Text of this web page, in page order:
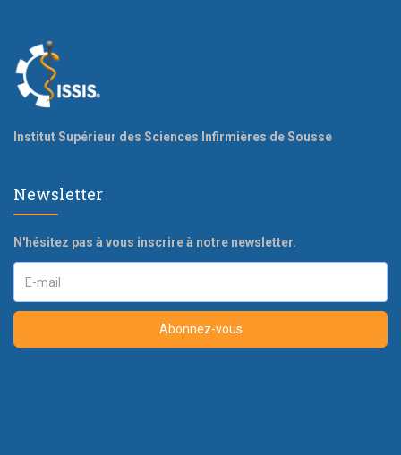
Institut Supérieur des Sciences Infirmières de Sousse
Newsletter
N'hésitez pas à vous inscrire à notre newsletter.